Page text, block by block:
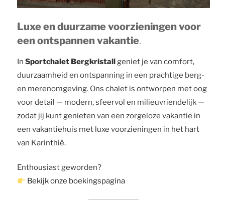
Luxe en duurzame voorzieningen voor
een ontspannen vakantie.
In Sportchalet Bergkristallgeniet je van comfort,
duurzaamheid en ontspanning in een prachtige berg-
en merenomgeving. Ons chalet is ontworpen met oog
voor detail — modern, sfeervol en milieuvriendelijk —
zodat jij kunt genieten van een zorgeloze vakantie in
een vakantiehuis met luxe voorzieningen in het hart
van Karinthië.
Enthousiast geworden?
Bekijk onze boekingspagina